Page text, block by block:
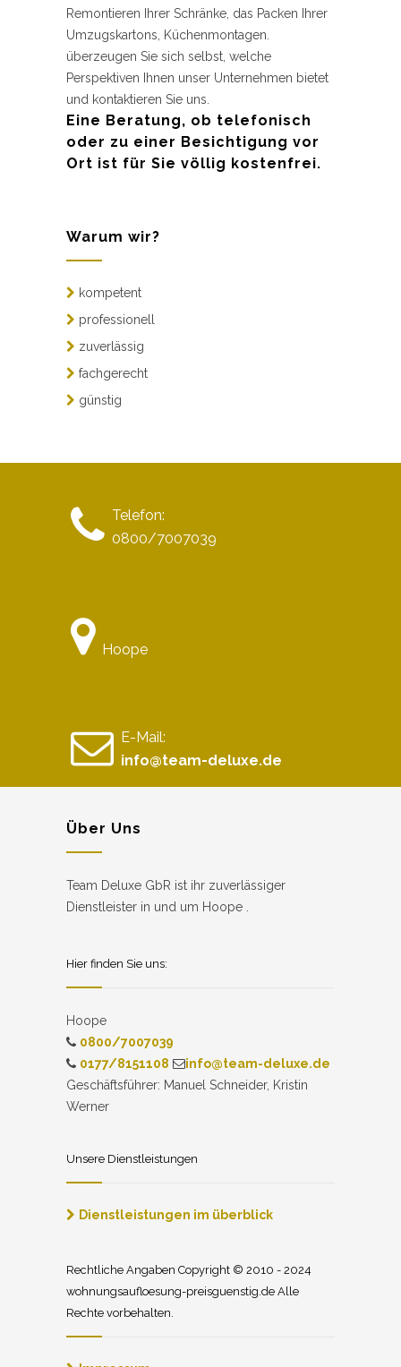
Remontieren Ihrer Schränke, das Packen Ihrer
Umzugskartons, Küchenmontagen.
überzeugen Sie sich selbst, welche
Perspektiven Ihnen unser Unternehmen bietet
und kontaktieren Sie uns.
Eine Beratung, ob telefonisch
oder zu einer Besichtigung vor
Ort ist für Sie völlig kostenfrei.
Warum wir?
kompetent
professionell
zuverlässig
fachgerecht
günstig
Telefon:
0800/7007039
Hoope
E-Mail:
info@team-deluxe.de
Über Uns
Team Deluxe GbR ist ihr zuverlässiger
Dienstleister in und um Hoope .
Hier finden Sie uns:
Hoope
0800/7007039
0177/8151108
info@team-deluxe.de
Geschäftsführer: Manuel Schneider, Kristin
Werner
Unsere Dienstleistungen
Dienstleistungen im überblick
Rechtliche Angaben Copyright © 2010 - 2024
wohnungsaufloesung-preisguenstig.de Alle
Rechte vorbehalten.